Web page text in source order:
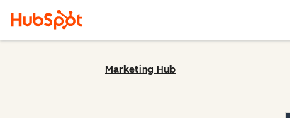
Marketing Hub